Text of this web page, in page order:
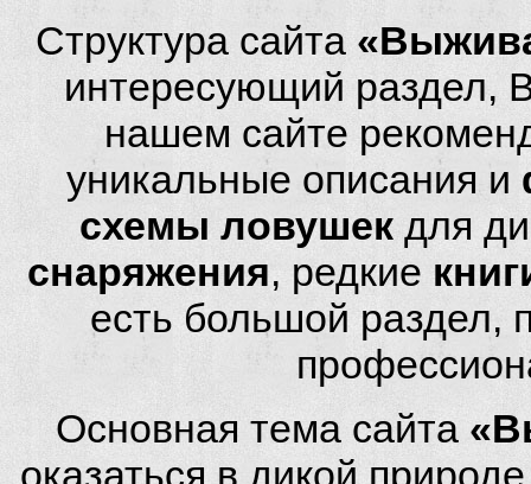
Структура сайта
интересующий раздел,
нашем сайте
уникальные описания и
схемы ловушек для
снаряжения, редкие
есть большой
Основная тема сайта
оказаться в дикой